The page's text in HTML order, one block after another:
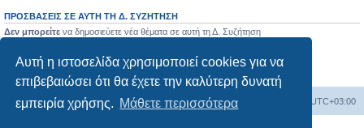
Αυτή η ιστοσελίδα χρησιμοποιεί cookies για να
επιβεβαιώσει ότι θα έχετε την καλύτερη δυνατή
εμπειρία χρήσης. Μάθετε περισσότερα
ΠΡΟΣΒΆΣΕΙΣ ΣΕ ΑΥΤΉ ΤΗ Δ. ΣΥΖΉΤΗΣΗ
Δεν μπορείτε να δημοσιεύετε νέα θέματα σε αυτή τη Δ. Συζήτηση
Δεν μπορείτε
να επεξεργάζεστε τις δημοσιεύσεις σας σε αυτή τη Δ. Συζήτηση
Δεν μπορείτενα διαγράφετε τις δημοσιεύσεις σας σε αυτή τη Δ. Συζήτηση
Δεν μπορείτενα επισυνάπτετε αρχεία σε αυτή τη Δ. Συζήτηση
Ευρετήριο Δ. Συζήτησης Όλοι οι χρόνοι είναι UTC+03:00